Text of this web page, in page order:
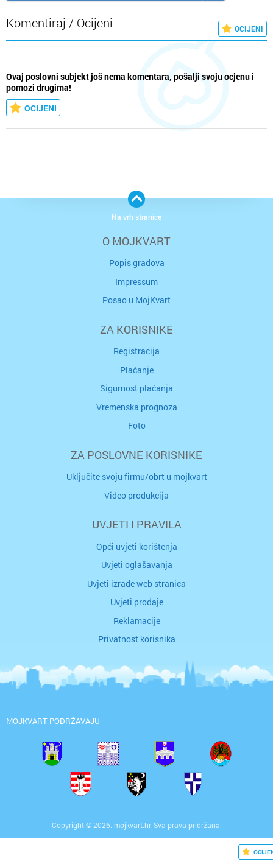
Komentiraj / Ocijeni OCIJENI
Ovaj poslovni subjekt još nema komentara, pošalji svoju ocjenu i
pomozi drugima!
OCIJENI
O MOJKVART
Popis gradova
Impressum
Posao u MojKvart
ZA KORISNIKE
Registracija
Plaćanje
Sigurnost plaćanja
Vremenska prognoza
Foto
ZA POSLOVNE KORISNIKE
Uključite svoju firmu/obrt u mojkvart
Video produkcija
UVJETI I PRAVILA
Opći uvjeti korištenja
Uvjeti oglašavanja
Uvjeti izrade web stranica
Uvjeti prodaje
Reklamacije
Privatnost korisnika
MOJKVART PODRŽAVAJU
Copyright © 2026. mojkvart.hr. Sva prava pridržana.
Na vrh stranice